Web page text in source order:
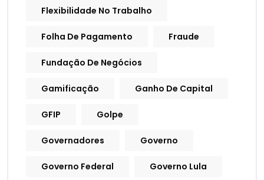
Flexibilidade No Trabalho
Folha De Pagamento Fraude
Fundação De Negócios
Gamificação Ganho De Capital
GFIP Golpe
Governadores Governo
Governo Federal Governo Lula